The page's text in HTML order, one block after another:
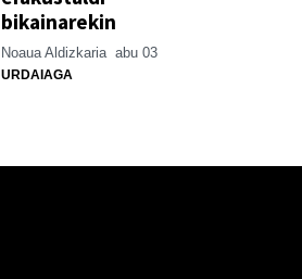
bikainarekin
Noaua Aldizkaria abu 03
URDAIAGA